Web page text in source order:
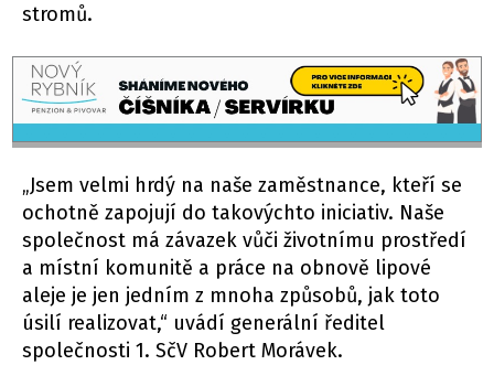
stromů.
„Jsem velmi hrdý na naše zaměstnance, kteří se
ochotně zapojují do takovýchto iniciativ. Naše
společnost má závazek vůči životnímu prostředí
a místní komunitě a práce na obnově lipové
aleje je jen jedním z mnoha způsobů, jak toto
úsilí realizovat,“ uvádí generální ředitel
společnosti 1. SčV Robert Morávek.